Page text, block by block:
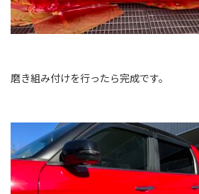
磨き組み付けを行ったら完成です。